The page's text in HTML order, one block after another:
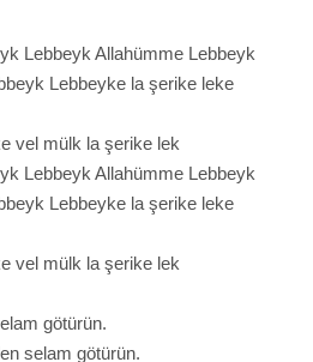
Lebbeyk Allahümme Lebbeyk
Lebbeyke la şerike leke
vel mülk la şerike lek
Lebbeyk Allahümme Lebbeyk
Lebbeyke la şerike leke
vel mülk la şerike lek
götürün.
selam götürün.